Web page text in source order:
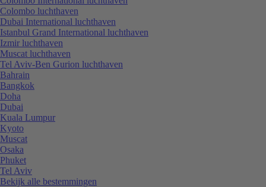
Colombo luchthaven
Dubai International luchthaven
Istanbul Grand International luchthaven
Izmir luchthaven
Muscat luchthaven
Tel Aviv-Ben Gurion luchthaven
Bahrain
Bangkok
Doha
Dubai
Kuala Lumpur
Kyoto
Muscat
Osaka
Phuket
Tel Aviv
Bekijk alle bestemmingen